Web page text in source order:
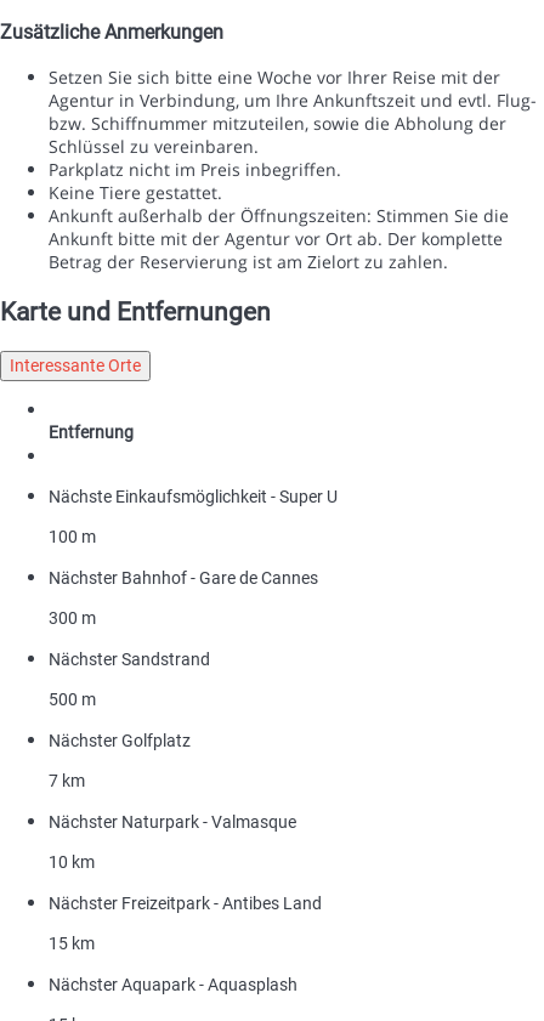
Zusätzliche Anmerkungen
Setzen Sie sich bitte eine Woche vor Ihrer Reise mit der
Agentur in Verbindung, um Ihre Ankunftszeit und evtl. Flug-
bzw. Schiffnummer mitzuteilen, sowie die Abholung der
Schlüssel zu vereinbaren.
Parkplatz nicht im Preis inbegriffen.
Keine Tiere gestattet.
Ankunft außerhalb der Öffnungszeiten: Stimmen Sie die
Ankunft bitte mit der Agentur vor Ort ab. Der komplette
Betrag der Reservierung ist am Zielort zu zahlen.
Karte und Entfernungen
Interessante Orte
Entfernung
Nächste Einkaufsmöglichkeit - Super U
100 m
Nächster Bahnhof - Gare de Cannes
300 m
Nächster Sandstrand
500 m
Nächster Golfplatz
7 km
Nächster Naturpark - Valmasque
10 km
Nächster Freizeitpark - Antibes Land
15 km
Nächster Aquapark - Aquasplash